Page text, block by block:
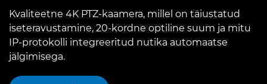
Kvaliteetne 4K PTZ-kaamera, millel on täiustatud
iseteravustamine, 20-kordne optiline suum ja mitu
IP-protokolli integreeritud nutika automaatse
jälgimisega.